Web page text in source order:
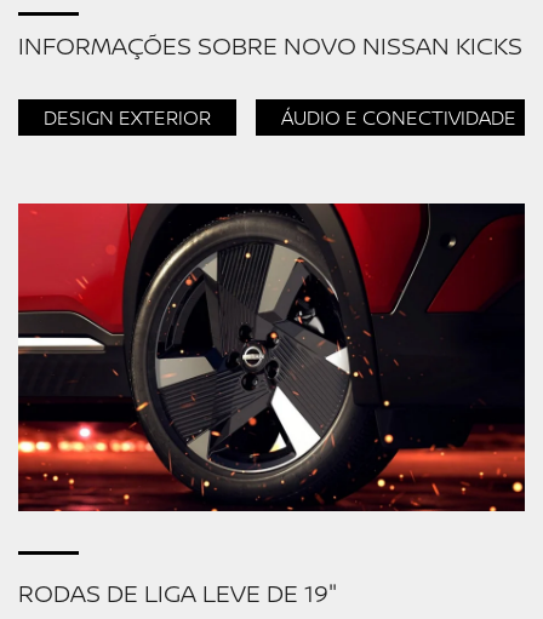
INFORMAÇÕES SOBRE NOVO NISSAN KICKS
DESIGN EXTERIOR ÁUDIO E CONECTIVIDADE
RODAS DE LIGA LEVE DE 19"